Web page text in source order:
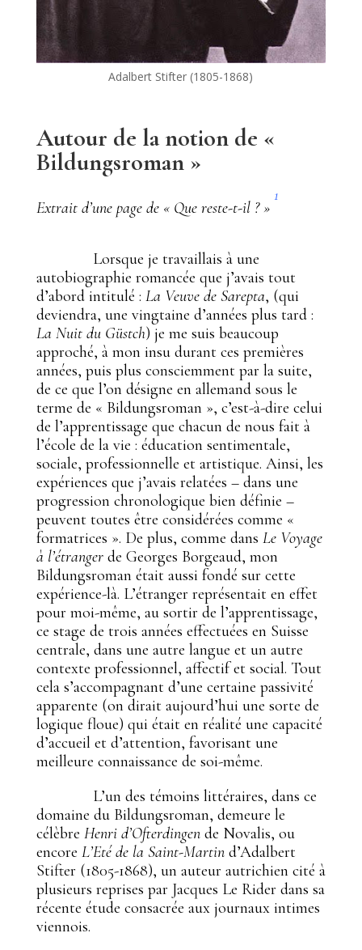
Adalbert Stifter (1805-1868)
Autour de la notion de «
Bildungsroman»
Extrait d’une page de « Que reste-t-il ? »
1
Lorsque je travaillais à une
autobiographie romancée que j’avais tout
d’abord intitulé : La Veuve de Sarepta, (qui
deviendra, une vingtaine d’années plus tard :
La Nuit du Güstch) je me suis beaucoup
approché, à mon insu durant ces premières
années, puis plus consciemment par la suite,
de ce que l’on désigne en allemand sous le
terme de « Bildungsroman », c’est-à-dire celui
de l’apprentissage que chacun de nous fait à
l’école de la vie : éducation sentimentale,
sociale, professionnelle et artistique. Ainsi, les
expériences que j’avais relatées – dans une
progression chronologique bien définie –
peuvent toutes être considérées comme «
formatrices ». De plus, comme dans Le Voyage
à l’étrangerde Georges Borgeaud, mon
Bildungsroman était aussi fondé sur cette
expérience-là. L’étranger représentait en effet
pour moi-même, au sortir de l’apprentissage,
ce stage de trois années effectuées en Suisse
centrale, dans une autre langue et un autre
contexte professionnel, affectif et social. Tout
cela s’accompagnant d’une certaine passivité
apparente (on dirait aujourd’hui une sorte de
logique floue) qui était en réalité une capacité
d’accueil et d’attention, favorisant une
meilleure connaissance de soi-même.
L’un des témoins littéraires, dans ce
domaine du Bildungsroman, demeure le
célèbre Henri d’Ofterdingende Novalis, ou
encore L’Eté de la Saint-Martind’Adalbert
Stifter (1805-1868), un auteur autrichien cité à
plusieurs reprises par Jacques Le Rider dans sa
récente étude consacrée aux journaux intimes
viennois.